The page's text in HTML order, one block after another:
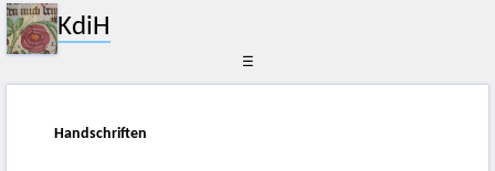
KdiH
☰
Handschriften